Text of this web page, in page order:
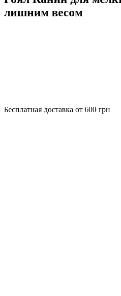
лишним весом
Бесплатная доставка от 600 грн